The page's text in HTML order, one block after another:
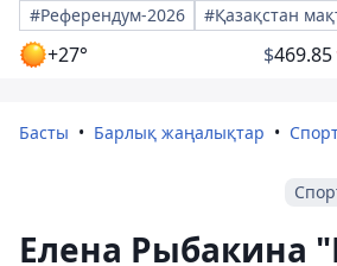
#Референдум-2026
#Қазақстан
+27° $469.85
Басты Барлық жаңалықтар
Елена Рыбакина